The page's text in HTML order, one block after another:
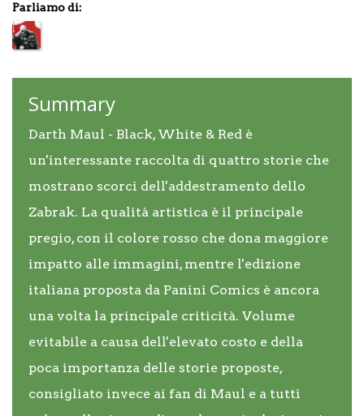
Parliamo di:
Summary
Darth Maul - Black, White & Red è
un'interessante raccolta di quattro storie che
mostrano scorci dell'addestramento dello
Zabrak. La qualità artistica è il principale
pregio, con il colore rosso che dona maggiore
impatto alle immagini, mentre l'edizione
italiana proposta da Panini Comics è ancora
una volta la principale criticità. Volume
evitabile a causa dell'elevato costo e della
poca importanza delle storie proposte,
consigliato invece ai fan di Maul e a tutti